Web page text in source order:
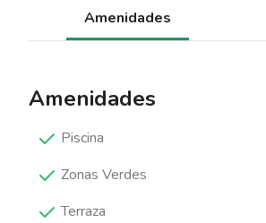
Amenidades
Amenidades
Piscina
Zonas Verdes
Terraza